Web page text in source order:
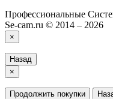
Профессиональные
Se-cam.ru © 2014 – 2026
×
Назад
×
Продолжить покупки